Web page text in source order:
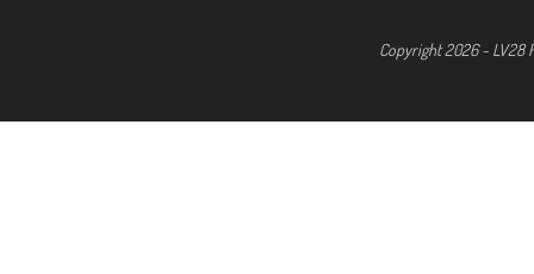
Copyright 2026 - LV28